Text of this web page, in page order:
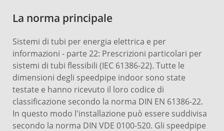
La norma principale
Sistemi di tubi per energia elettrica e per
informazioni - parte 22: Prescrizioni particolari per
sistemi di tubi flessibili (IEC 61386-22). Tutte le
dimensioni degli speedpipe indoor sono state
testate e hanno ricevuto il loro codice di
classificazione secondo la norma DIN EN 61386-22.
In questo modo l'installazione può essere suddivisa
secondo la norma DIN VDE 0100-520. Gli speedpipe